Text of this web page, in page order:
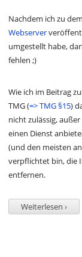
Nachdem ich zu
Webserver
umgestellt habe,
fehlen ;)
Wie ich im Beitrag
TMG (=> TMG §15)
nicht zulässig,
einen Dienst
(und den meisten
verpflichtet bin, die
entfernen.
Weiterlesen ›